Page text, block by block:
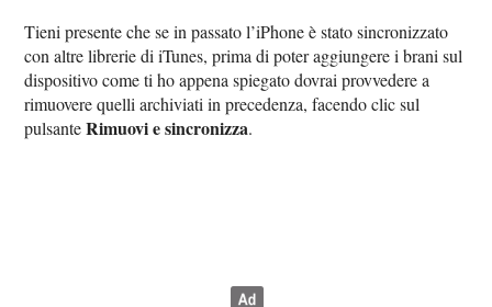
Tieni presente che se in passato l’iPhone è stato sincronizzato
con altre librerie di iTunes, prima di poter aggiungere i brani sul
dispositivo come ti ho appena spiegato dovrai provvedere a
rimuovere quelli archiviati in precedenza, facendo clic sul
pulsanteRimuovi e sincronizza.